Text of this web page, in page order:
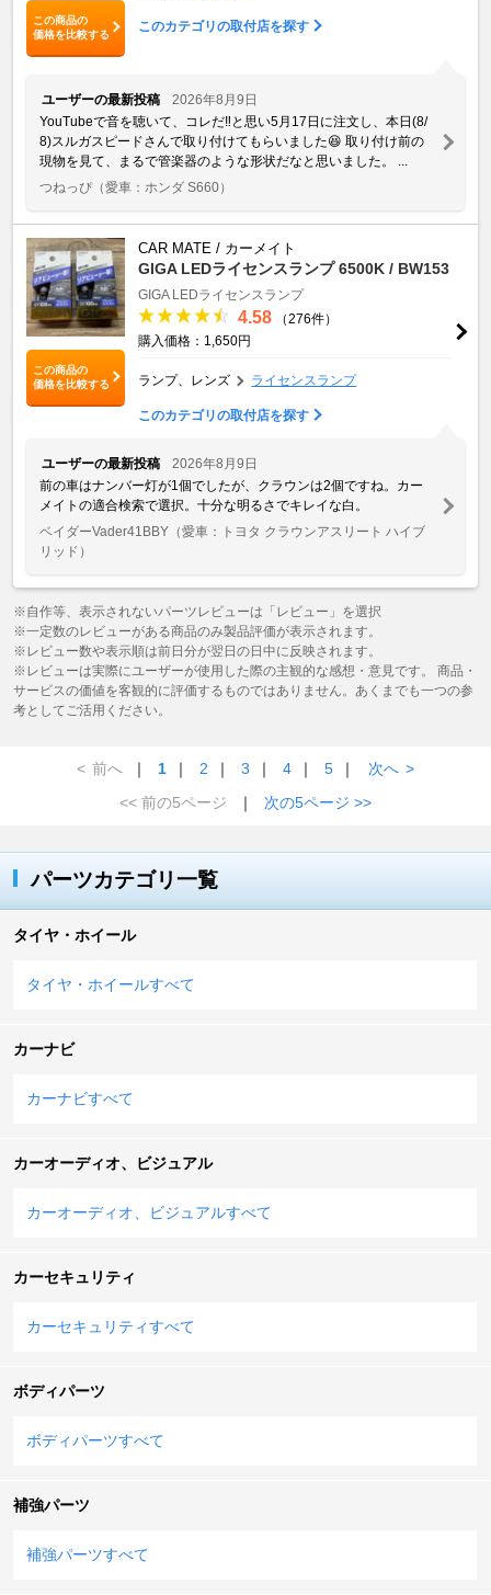
この商品の
価格を比較する
このカテゴリの取付店を探す
ユーザーの最新投稿
2026年8月9日
YouTubeで音を聴いて、コレだ‼️と思い5月17日に注文し、本日(8/
8)スルガスピードさんで取り付けてもらいました😆 取り付け前の
現物を見て、まるで管楽器のような形状だなと思いました。 ...
つねっぴ（愛車：ホンダ S660）
この商品の
価格を比較する
CAR MATE / カーメイト
GIGA LEDライセンスランプ 6500K / BW153
GIGA LEDライセンスランプ
4.58
（276件）
購入価格：1,650円
ランプ、レンズ ライセンスランプ
このカテゴリの取付店を探す
ユーザーの最新投稿
2026年8月9日
前の車はナンバー灯が1個でしたが、クラウンは2個ですね。カー
メイトの適合検索で選択。十分な明るさでキレイな白。
ベイダーVader41BBY （愛車：トヨタ クラウンアスリート ハイブ
リッド）
※自作等、表示されないパーツレビューは「レビュー」を選択
※一定数のレビューがある商品のみ製品評価が表示されます。
※レビュー数や表示順は前日分が翌日の日中に反映されます。
※レビューは実際にユーザーが使用した際の主観的な感想・意見です。 商品・
サービスの価値を客観的に評価するものではありません。あくまでも一つの参
考としてご活用ください。
< 前へ ｜ 1 ｜ 2 ｜ 3 ｜ 4 ｜ 5 ｜ 次へ >
<< 前の5ページ
｜ 次の5ページ >>
パーツカテゴリ一覧
タイヤ・ホイール
タイヤ・ホイールすべて
カーナビ
カーナビすべて
カーオーディオ、ビジュアル
カーオーディオ、ビジュアルすべて
カーセキュリティ
カーセキュリティすべて
ボディパーツ
ボディパーツすべて
補強パーツ
補強パーツすべて